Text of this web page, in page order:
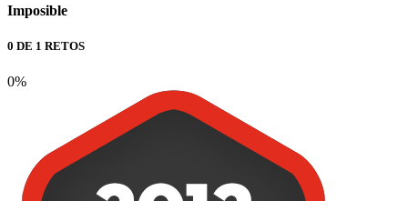
Imposible
0 DE 1 RETOS
0%